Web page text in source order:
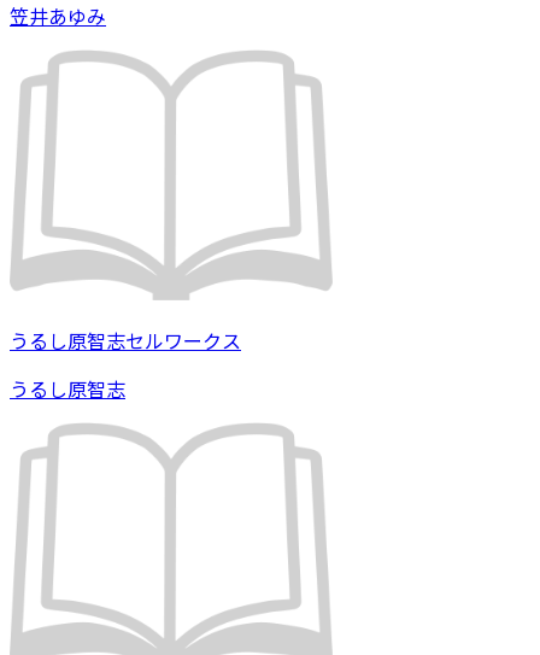
笠井あゆみ
うるし原智志セルワークス
うるし原智志